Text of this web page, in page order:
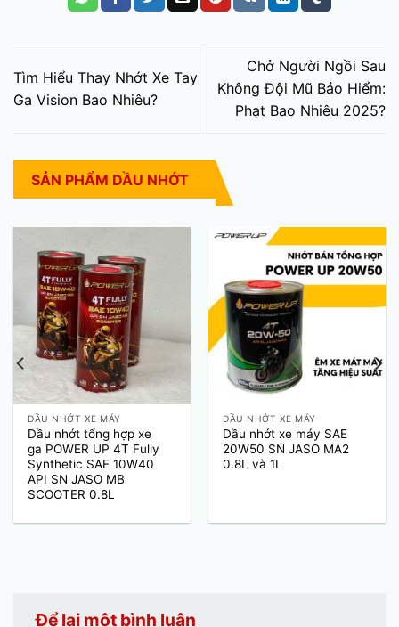
Tìm Hiểu Thay Nhớt Xe Tay
Ga Vision Bao Nhiêu?
Chở Người Ngồi Sau
Không Đội Mũ Bảo Hiểm:
Phạt Bao Nhiêu 2025?
SẢN PHẨM DẦU NHỚT
DẦU NHỚT XE MÁY
Dầu nhớt tổng hợp xe
ga POWER UP 4T Fully
Synthetic SAE 10W40
API SN JASO MB
SCOOTER 0.8L
DẦU NHỚT XE MÁY
Dầu nhớt xe máy SAE
20W50 SN JASO MA2
0.8L và 1L
Để lại một bình luận